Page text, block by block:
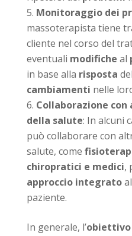
Monitoraggio dei
massoterapista tiene
cliente nel corso del
eventuali modifiche al
in base alla risposta
cambiamenti nelle
Collaborazione
della salute: In alcuni
può collaborare con
salute, come
chiropratici e medici,
approccio integrato
paziente.
In generale, l’obiettivo